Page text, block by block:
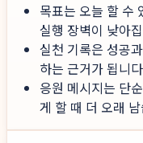
목표는 오늘 할 수
실행 장벽이 낮아
실천 기록은 성공
하는 근거가 됩니
응원 메시지는 단
게 할 때 더 오래